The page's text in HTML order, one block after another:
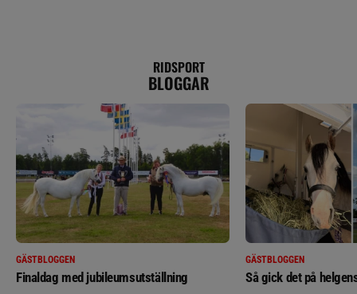
RIDSPORT
BLOGGAR
GÄSTBLOGGEN
Finaldag med jubileumsutställning
GÄSTBLOGGEN
Så gick det på